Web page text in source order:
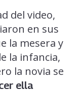
del video,
en sus
la mesera y
la infancia,
la novia se
ella